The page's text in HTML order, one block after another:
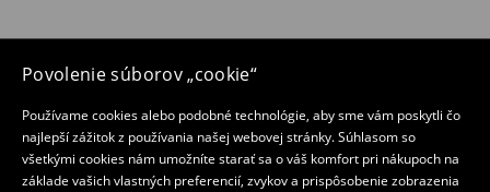
Povolenie súborov „cookie“
Používame cookies alebo podobné technológie, aby sme vám poskytli čo
najlepší zážitok z používania našej webovej stránky. Súhlasom so
všetkými cookies nám umožníte starať sa o váš komfort pri nákupoch na
základe vašich vlastných preferencií, zvykov a prispôsobenie zobrazenia